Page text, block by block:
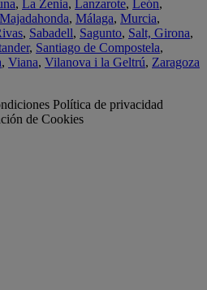
, La Zenia, Lanzarote, León,
Majadahonda, Málaga, Murcia,
, Sabadell, Sagunto, Salt, Girona,
, Santiago de Compostela,
, Viana, Vilanova i la Geltrú, Zaragoza
Política de privacidad
de Cookies